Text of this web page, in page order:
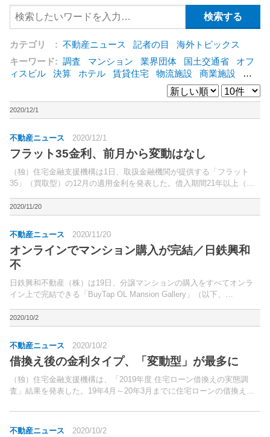
カテゴリ : 不動産ニュース 記者の目
海外トピックス
キーワード: 調査 マンション 業界団体 国土交通省
オフ
ィスビル
決算 ホテル 賃貸住宅 物流施設 商業施設
海
東急不動産 賃料
ア
野村不動産 ZEH [+]
2020/12/1
不動産ニュース 2020/12/1
フラット35金利、前月から変動はなし
（独）住宅金融支援機構は1日、取扱金融機関が提供する「フラット
35」（買取型）の12月の適用金利を発表した。借入期間21年以上（融
（同変動なし）。
2020/11/20
不動産ニュース 2020/11/20
オンラインでマンション購入が完結／日鉄興和
不
日鉄興和不動産（株）は19日、分譲マンションの購入をすべてオンラ
イン上で完結できる「BuyTap OL Mansion Gallery」（以下、
「どんな場所でも」「住まいが...
2020/10/2
不動産ニュース 2020/10/2
借換え後の金利タイプ、「変動型」が最多に
（独）住宅金融支援機構は、「2019年度 住宅ローン借換えの実態調
査」結果を発表した。19年4月～20年3月までに住宅ローンの借換えを
不動産ニュース 2020/10/2